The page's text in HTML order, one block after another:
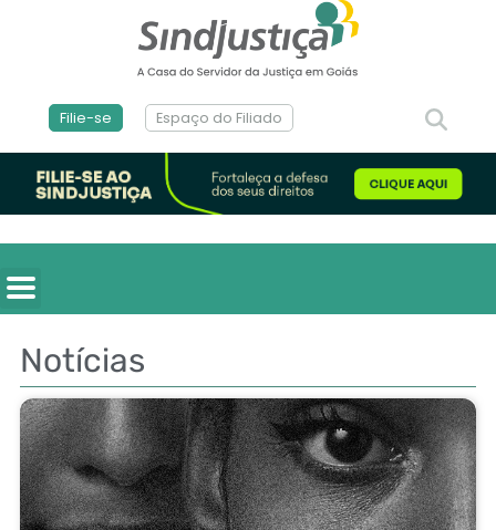
Filie-se Espaço do Filiado
Notícias